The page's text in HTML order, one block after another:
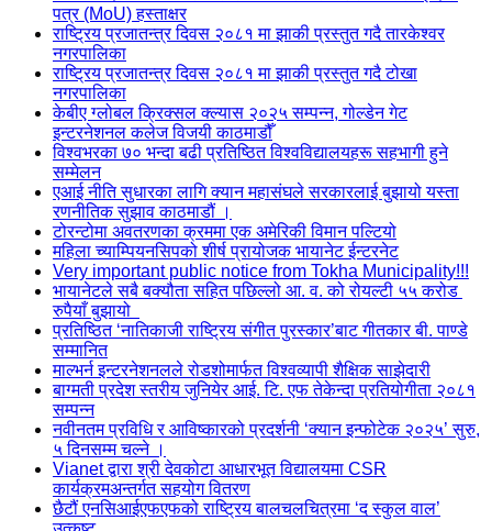
पत्र (MoU) हस्ताक्षर
राष्ट्रिय प्रजातन्त्र दिवस २०८१ मा झाकी प्रस्तुत गदै तारकेश्वर
नगरपालिका
राष्ट्रिय प्रजातन्त्र दिवस २०८१ मा झाकी प्रस्तुत गदै टोखा
नगरपालिका
केबीए ग्लोबल क्रिक्सल क्ल्यास २०२५ सम्पन्न, गोल्डेन गेट
इन्टरनेशनल कलेज विजयी काठमाडौँ
विश्वभरका ७० भन्दा बढी प्रतिष्ठित विश्वविद्यालयहरू सहभागी हुने
सम्मेलन
एआई नीति सुधारका लागि क्यान महासंघले सरकारलाई बुझायो यस्ता
रणनीतिक सुझाव काठमाडौं ।
टोरन्टोमा अवतरणका क्रममा एक अमेरिकी विमान पल्टियो
महिला च्याम्पियनसिपको शीर्ष प्रायोजक भायानेट ईन्टरनेट
Very important public notice from Tokha Municipality!!!
भायानेटले सबै बक्यौता सहित पछिल्लो आ. व. को रोयल्टी ५५ करोड
रुपैयाँ बुझायो
प्रतिष्ठित ‘नातिकाजी राष्ट्रिय संगीत पुरस्कार’बाट गीतकार बी. पाण्डे
सम्मानित
माल्भर्न इन्टरनेशनलले रोडशोमार्फत विश्वव्यापी शैक्षिक साझेदारी
बाग्मती प्रदेश स्तरीय जुनियेर आई. टि. एफ तेकेन्दा प्रतियोगीता २०८१
सम्पन्न
नवीनतम प्रविधि र आविष्कारको प्रदर्शनी ‘क्यान इन्फोटेक २०२५’ सुरु,
५ दिनसम्म चल्ने ।
Vianet द्वारा श्री देवकोटा आधारभूत विद्यालयमा CSR
कार्यक्रमअन्तर्गत सहयोग वितरण
छैटौं एनसिआईएफएफको राष्ट्रिय बालचलचित्रमा ‘द स्कुल वाल’